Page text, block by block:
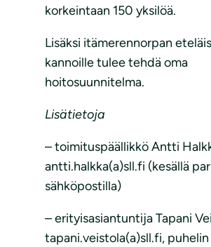
korkeintaan 150 yksilöä.
Lisäksi itämerennorpan
kannoille tulee tehdä oma
hoitosuunnitelma.
Lisätietoja
– toimituspäällikkö Antti
antti.halkka(a)sll.fi (kesällä
sähköpostilla)
– erityisasiantuntija Tapani
tapani.veistola(a)sll.fi,